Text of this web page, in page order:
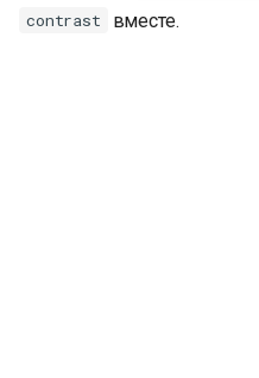
contrast
вместе.